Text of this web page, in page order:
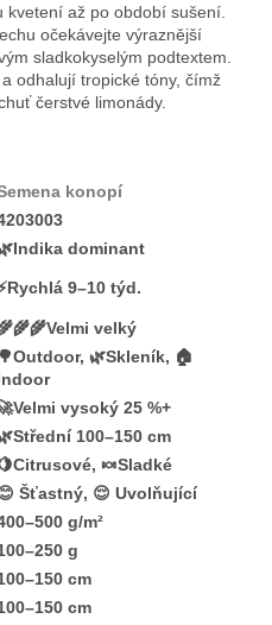
kvetení až po období sušení.
očekávejte výraznější
sladkokyselým podtextem.
odhalují tropické tóny, čímž
čerstvé limonády.
konopí
dominant
9–10 týd.
velký
🌳Outdoor, 🌿Skleník, 🏠
vysoký 25 %+
100–150 cm
🍬Sladké
Šťastný, 😌 Uvolňující
g/m²
g
cm
cm